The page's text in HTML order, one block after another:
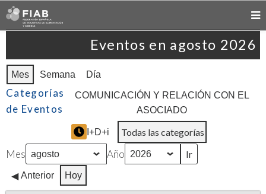
Eventos en agosto 2026
Mes Semana Día
Categorías
de Eventos
COMUNICACIÓN Y RELACIÓN CON EL
ASOCIADO
I+D+i Todas las categorías
Mes Año
Anterior Hoy